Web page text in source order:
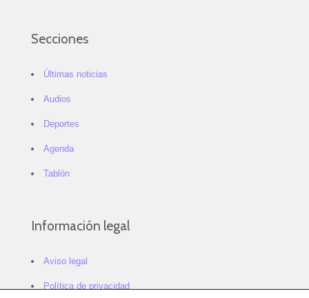
Secciones
Últimas noticias
Audios
Deportes
Agenda
Tablón
Información legal
Aviso legal
Política de privacidad